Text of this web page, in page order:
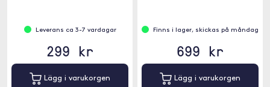
Leverans ca 3-7 vardagar
299 kr
Lägg i varukorgen
Finns i lager, skickas på måndag
699 kr
Lägg i varukorgen